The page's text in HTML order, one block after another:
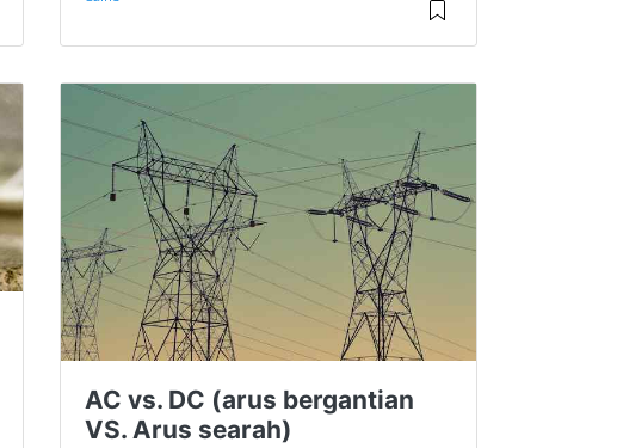
AC vs. DC (arus bergantian
VS. Arus searah)